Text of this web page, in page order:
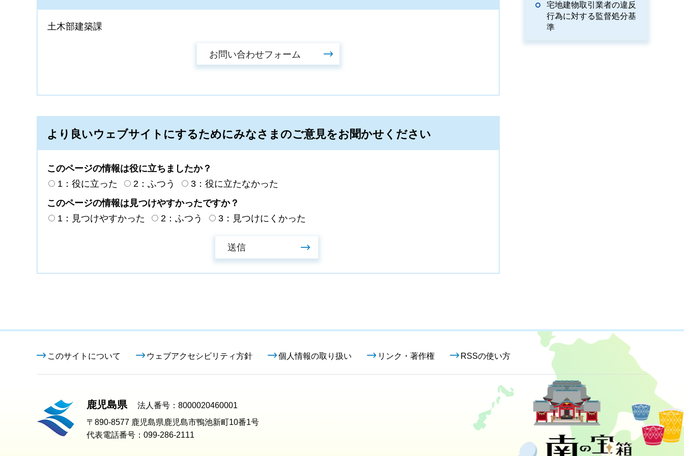
土木部建築課
より良いウェブサイトにするためにみなさまのご意見をお聞かせください
このページの情報は役に立ちましたか？
1：役に立った
2：ふつう
3：役に立たなかった
このページの情報は見つけやすかったですか？
1：見つけやすかった
2：ふつう 3：見つけにくかった
宅地建物取引業者の違反
行為に対する監督処分基
準
このサイトについて ウェブアクセシビリティ方針 個人情報の取り扱い リンク・著作権 RSSの使い方
鹿児島県
法人番号：8000020460001
〒890-8577 鹿児島県鹿児島市鴨池新町10番1号
代表電話番号：099-286-2111